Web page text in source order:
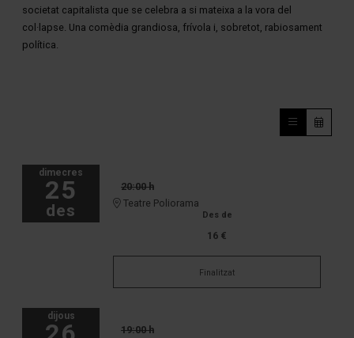
societat capitalista que se celebra a si mateixa a la vora del
col·lapse. Una comèdia grandiosa, frívola i, sobretot, rabiosament
política.
dimecres
25
des
20:00 h
Teatre Poliorama
Des de
16 €
Finalitzat
dijous
19:00 h